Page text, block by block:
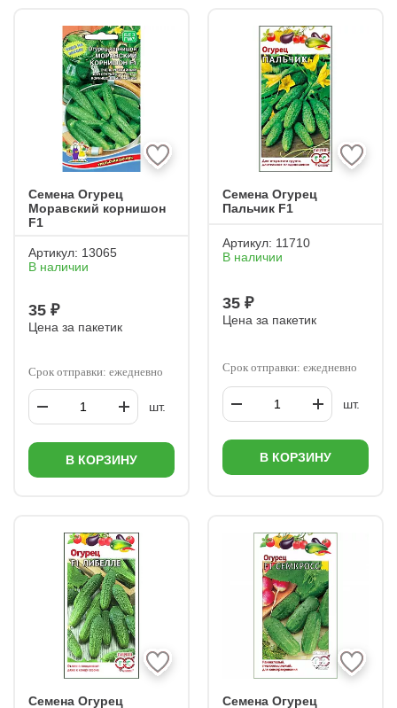
Семена Огурец
Моравский корнишон
F1
Артикул: 13065
В наличии
35 ₽
Цена за пакетик
Срок отправки: ежедневно
шт.
В КОРЗИНУ
Семена Огурец
Пальчик F1
Артикул: 11710
В наличии
35 ₽
Цена за пакетик
Срок отправки: ежедневно
шт.
В КОРЗИНУ
Семена Огурец
Семена Огурец